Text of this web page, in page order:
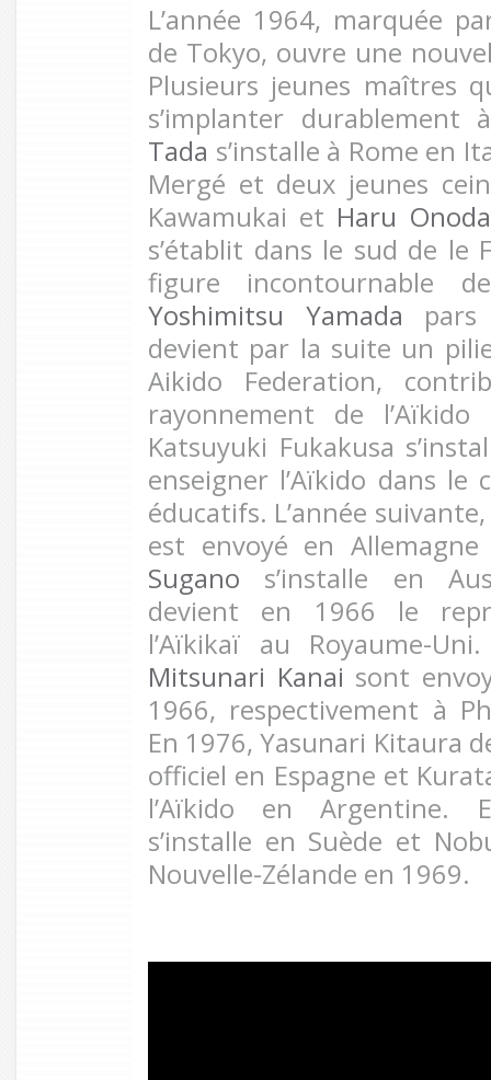
L’année 1964, marquée
de Tokyo, ouvre une
Plusieurs jeunes maîtres
s’implanter
Tada s’installe à Rome en
Mergé et deux jeunes
Kawamukai et Haru Onoda
s’établit dans le sud de le
figure incontournable
Yoshimitsu Yamada
devient par la suite un
Aikido Federation,
rayonnement de
Katsuyuki Fukakusa
enseigner l’Aïkido dans le
éducatifs. L’année
est envoyé en
Sugano s’installe en
devient en 1966 le
l’Aïkikaï au Royaume-
Mitsunari Kanai sont
1966, respectivement à
En 1976, Yasunari Kitaura
officiel en Espagne et
l’Aïkido en Argentine.
s’installe en Suède et
Nouvelle-Zélande en 1969.